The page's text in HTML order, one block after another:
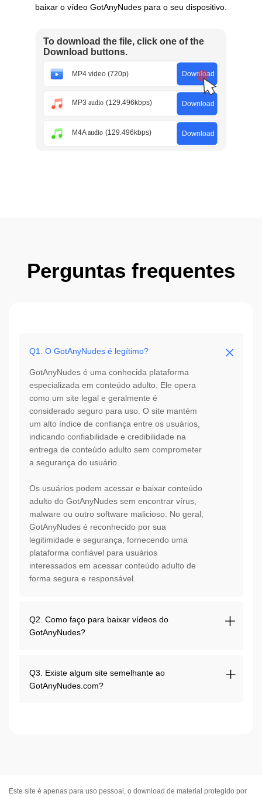
baixar o vídeo GotAnyNudes para o seu dispositivo.
Perguntas frequentes
Q1. O GotAnyNudes é legítimo?
GotAnyNudes é uma conhecida plataforma
especializada em conteúdo adulto. Ele opera
como um site legal e geralmente é
considerado seguro para uso. O site mantém
um alto índice de confiança entre os usuários,
indicando confiabilidade e credibilidade na
entrega de conteúdo adulto sem comprometer
a segurança do usuário.
Os usuários podem acessar e baixar conteúdo
adulto do GotAnyNudes sem encontrar vírus,
malware ou outro software malicioso. No geral,
GotAnyNudes é reconhecido por sua
legitimidade e segurança, fornecendo uma
plataforma confiável para usuários
interessados em acessar conteúdo adulto de
forma segura e responsável.
Q2. Como faço para baixar vídeos do
GotAnyNudes?
Q3. Existe algum site semelhante ao
GotAnyNudes.com?
Este site é apenas para uso pessoal, o download de material protegido por